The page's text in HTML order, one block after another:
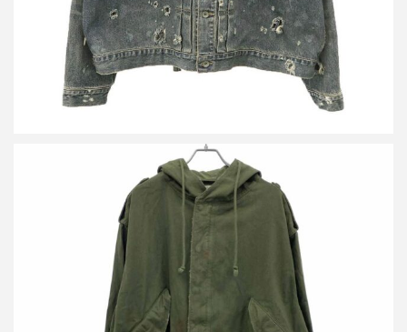
ダイリク 22SS Jimmy Mods Coat モッズコート
買取金額10,800円